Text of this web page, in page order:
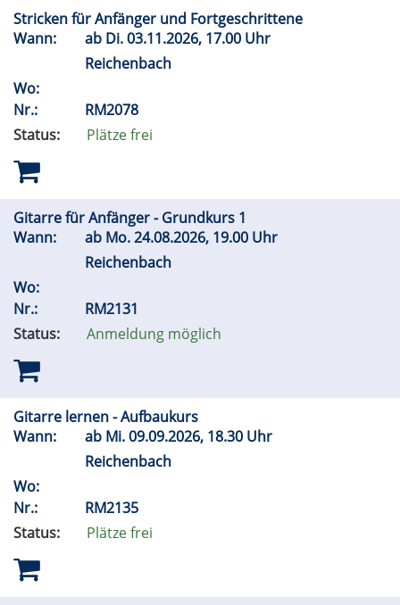
Stricken für Anfänger und Fortgeschrittene
Wann:
ab Di.03.11.2026, 17.00 Uhr
Reichenbach
Wo:
Nr.:
RM2078
Status:
Plätze frei
Gitarre für Anfänger - Grundkurs 1
Wann:
ab Mo.24.08.2026, 19.00 Uhr
Reichenbach
Wo:
Nr.:
RM2131
Status:
Anmeldung möglich
Gitarre lernen - Aufbaukurs
Wann:
ab Mi.09.09.2026, 18.30 Uhr
Reichenbach
Wo:
Nr.:
RM2135
Status:
Plätze frei